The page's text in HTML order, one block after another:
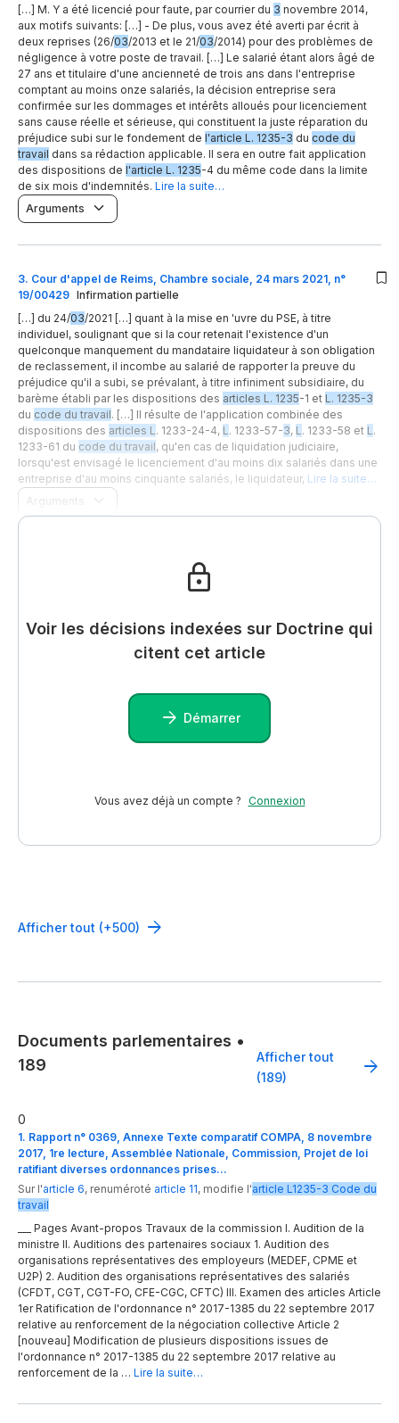
[…] M. Y a été licencié pour faute, par courrier du 3 novembre 2014,
aux motifs suivants: […] - De plus, vous avez été averti par écrit à
deux reprises (26/03/2013 et le 21/03/2014) pour des problèmes de
négligence à votre poste de travail. […] Le salarié étant alors âgé de
27 ans et titulaire d'une ancienneté de trois ans dans l'entreprise
comptant au moins onze salariés, la décision entreprise sera
confirmée sur les dommages et intérêts alloués pour licenciement
sans cause réelle et sérieuse, qui constituent la juste réparation du
préjudice subi sur le fondement de l'article L. 1235-3 du code du
travail dans sa rédaction applicable. Il sera en outre fait application
des dispositions de l'article L. 1235-4 du même code dans la limite
de six mois d'indemnités. Lire la suite…
Arguments
3. Cour d'appel de Reims, Chambre sociale, 24 mars 2021, n°
19/00429 Infirmation partielle
[…] du 24/03/2021 […] quant à la mise en 'uvre du PSE, à titre
individuel, soulignant que si la cour retenait l'existence d'un
quelconque manquement du mandataire liquidateur à son obligation
de reclassement, il incombe au salarié de rapporter la preuve du
préjudice qu'il a subi, se prévalant, à titre infiniment subsidiaire, du
barème établi par les dispositions des articles L. 1235-1 et L. 1235-3
du code du travail. […] Il résulte de l'application combinée des
dispositions des articles L . 1233-24-4, L . 1233-57-3, L . 1233-58 et L .
1233-61 du code du travail, qu'en cas de liquidation judiciaire,
lorsqu'est envisagé le licenciement d'au moins dix salariés dans une
entreprise d'au moins cinquante salariés, le liquidateur, Lire la suite…
Arguments
Voir les décisions indexées sur Doctrine qui
citent cet article
Démarrer
Vous avez déjà un compte ? Connexion
Afficher tout (+500)
Documents parlementaires •
189
Afficher tout
(189)
0
1. Rapport n° 0369, Annexe Texte comparatif COMPA, 8 novembre
2017, 1re lecture, Assemblée Nationale, Commission, Projet de loi
ratifiant diverses ordonnances prises…
Sur l'article 6, renuméroté article 11, modifie l'article L1235-3 Code du
travail
___ Pages Avant-propos Travaux de la commission I. Audition de la
ministre II. Auditions des partenaires sociaux 1. Audition des
organisations représentatives des employeurs (MEDEF, CPME et
U2P) 2. Audition des organisations représentatives des salariés
(CFDT, CGT, CGT-FO, CFE-CGC, CFTC) III. Examen des articles Article
1er Ratification de l'ordonnance n° 2017-1385 du 22 septembre 2017
relative au renforcement de la négociation collective Article 2
[nouveau] Modification de plusieurs dispositions issues de
l'ordonnance n° 2017-1385 du 22 septembre 2017 relative au
renforcement de la … Lire la suite…